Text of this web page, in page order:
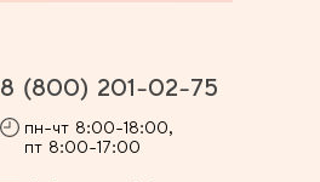
8 (800) 201-02-75
пн-чт 8:00-18:00,
пт 8:00-17:00